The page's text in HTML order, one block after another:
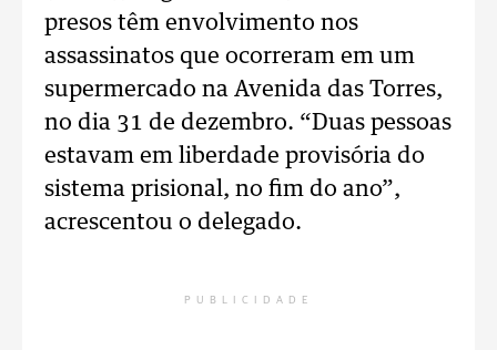
presos têm envolvimento nos
assassinatos que ocorreram em um
supermercado na Avenida das Torres,
no dia 31 de dezembro. “Duas pessoas
estavam em liberdade provisória do
sistema prisional, no fim do ano”,
acrescentou o delegado.
PUBLICIDADE